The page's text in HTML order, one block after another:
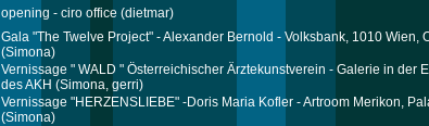
opening - ciro office (dietmar)
Gala "The Twelve Project" - Alexander Bernold - Volksbank, 1010 Wien,
(Simona)
Vernissage " WALD " Österreichischer Ärztekunstverein - Galerie in der
des AKH (Simona, gerri)
Vernissage "HERZENSLIEBE" -Doris Maria Kofler - Artroom Merikon,
(Simona)